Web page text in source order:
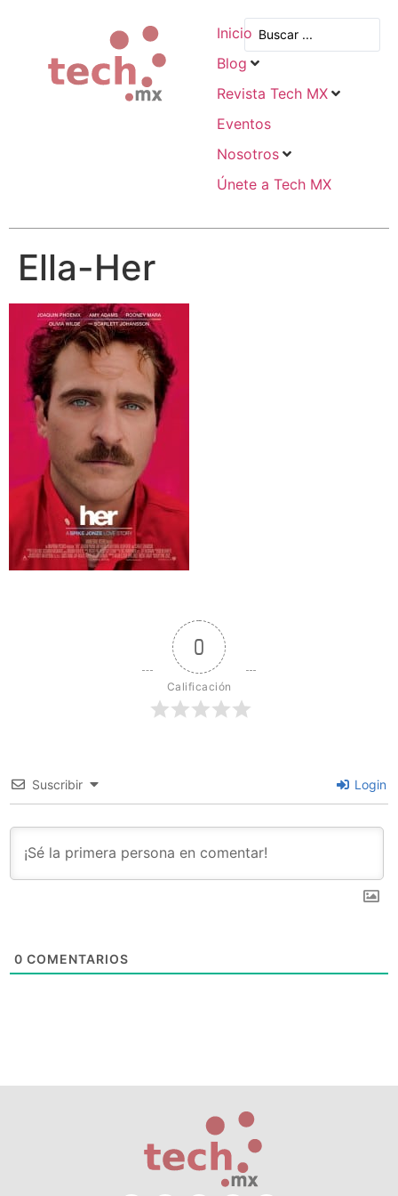
Inicio
Blog
Revista Tech MX
Eventos
Nosotros
Únete a Tech MX
Ella-Her
0
Calificación
Suscribir Login
0 COMENTARIOS